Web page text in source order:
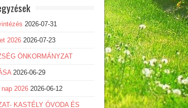
2026-07-31
2026 2026-07-23
ÖNKORMÁNYZAT
2026-06-29
2026 2026-06-12
KASTÉLY ÓVODA ÉS